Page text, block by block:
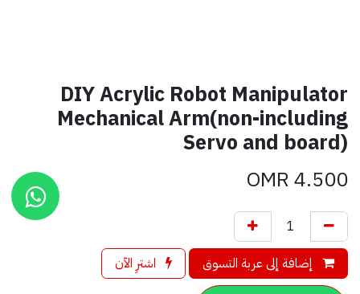
DIY Acrylic Robot Manipulator
Mechanical Arm(non-including
Servo and board)
4.500
إضافة إلى عربة التسوق اشترِ الآن